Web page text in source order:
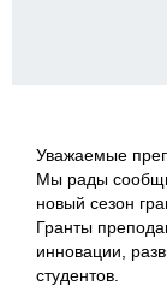
Уважаемые
Мы рады
новый сезон
Гранты
инновации,
студентов.